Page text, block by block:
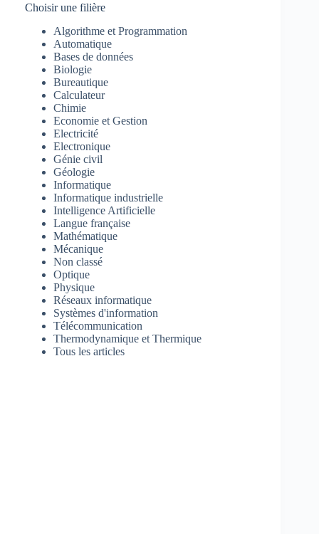
Choisir une filière
Algorithme et Programmation
Automatique
Bases de données
Biologie
Bureautique
Calculateur
Chimie
Economie et Gestion
Electricité
Electronique
Génie civil
Géologie
Informatique
Informatique industrielle
Intelligence Artificielle
Langue française
Mathématique
Mécanique
Non classé
Optique
Physique
Réseaux informatique
Systèmes d'information
Télécommunication
Thermodynamique et Thermique
Tous les articles